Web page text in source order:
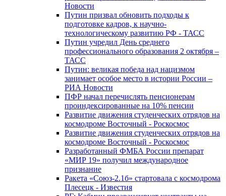
Новости
Путин призвал обновить подходы к
подготовке кадров, к научно-
технологическому развитию РФ - ТАСС
Путин учредил День среднего
профессионального образования 2 октября –
ТАСС
Путин: великая победа над нацизмом
занимает особое место в истории России –
РИА Новости
ПФР начал перечислять пенсионерам
проиндексированные на 10% пенсии
Развитие движения студенческих отрядов на
космодроме Восточный - Роскосмос
Развитие движения студенческих отрядов на
космодроме Восточный - Роскосмос
Разработанный ФМБА России препарат
«МИР 19» получил международное
признание
Ракета «Союз-2.1б» стартовала с космодрома
Плесецк - Известия